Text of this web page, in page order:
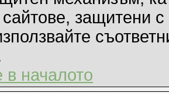
защитени
в началото